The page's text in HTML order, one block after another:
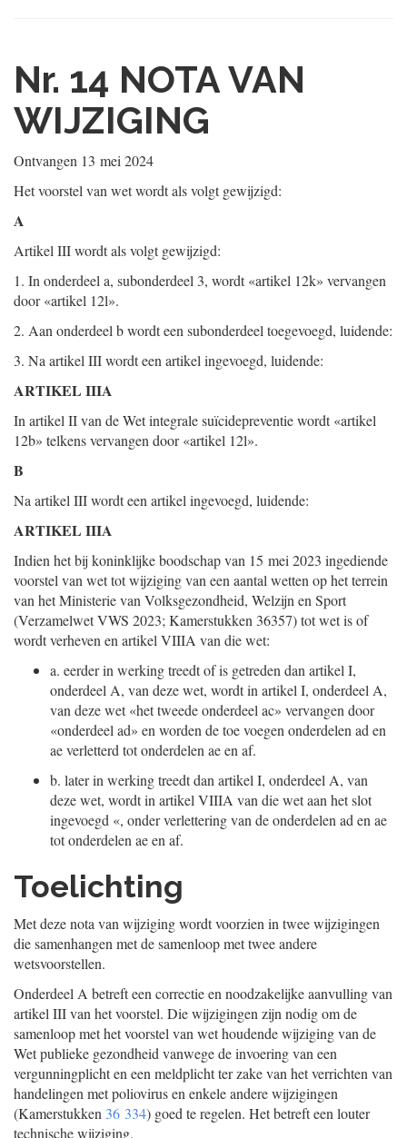
Nr. 14 NOTA VAN
WIJZIGING
Ontvangen 13 mei 2024
Het voorstel van wet wordt als volgt gewijzigd:
A
Artikel III wordt als volgt gewijzigd:
1. In onderdeel a, subonderdeel 3, wordt «artikel 12k» vervangen
door «artikel 12l».
2. Aan onderdeel b wordt een subonderdeel toegevoegd, luidende:
3. Na artikel III wordt een artikel ingevoegd, luidende:
ARTIKEL IIIA
In artikel II van de Wet integrale suïcidepreventie wordt «artikel
12b» telkens vervangen door «artikel 12l».
B
Na artikel III wordt een artikel ingevoegd, luidende:
ARTIKEL IIIA
Indien het bij koninklijke boodschap van 15 mei 2023 ingediende
voorstel van wet tot wijziging van een aantal wetten op het terrein
van het Ministerie van Volksgezondheid, Welzijn en Sport
(Verzamelwet VWS 2023; Kamerstukken 36357) tot wet is of
wordt verheven en artikel VIIIA van die wet:
a. eerder in werking treedt of is getreden dan artikel I,
onderdeel A, van deze wet, wordt in artikel I, onderdeel A,
van deze wet «het tweede onderdeel ac» vervangen door
«onderdeel ad» en worden de toe voegen onderdelen ad en
ae verletterd tot onderdelen ae en af.
b. later in werking treedt dan artikel I, onderdeel A, van
deze wet, wordt in artikel VIIIA van die wet aan het slot
ingevoegd «, onder verlettering van de onderdelen ad en ae
tot onderdelen ae en af.
Toelichting
Met deze nota van wijziging wordt voorzien in twee wijzigingen
die samenhangen met de samenloop met twee andere
wetsvoorstellen.
Onderdeel A betreft een correctie en noodzakelijke aanvulling van
artikel III van het voorstel. Die wijzigingen zijn nodig om de
samenloop met het voorstel van wet houdende wijziging van de
Wet publieke gezondheid vanwege de invoering van een
vergunningplicht en een meldplicht ter zake van het verrichten van
handelingen met poliovirus en enkele andere wijzigingen
(Kamerstukken 36 334) goed te regelen. Het betreft een louter
technische wijziging.